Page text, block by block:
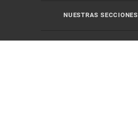
NUESTRAS SECCIONES